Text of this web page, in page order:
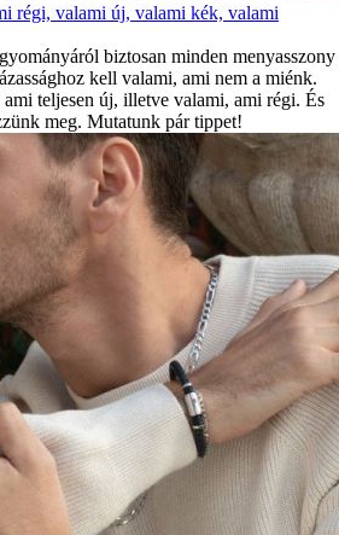
régi, valami új, valami kék, valami
biztosan minden menyasszony
kell valami, ami nem a miénk.
teljesen új, illetve valami, ami régi. És
meg. Mutatunk pár tippet!